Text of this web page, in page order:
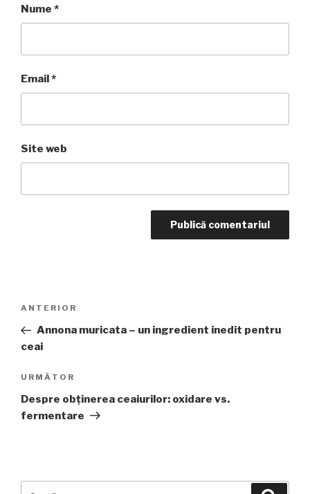
Nume *
Email*
Site web
articole
Articolul
anterior
ANTERIOR
Annona muricata – un ingredient inedit pentru
ceai
Articolul
următor
URMĂTOR
Despre obținerea ceaiurilor: oxidare vs.
fermentare